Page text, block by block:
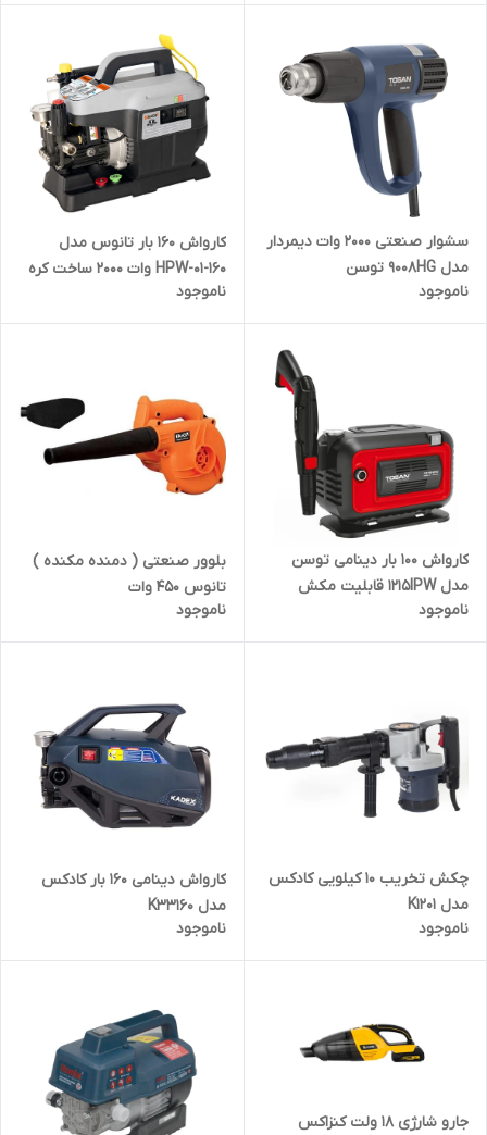
سشوار صنعتی 2000 وات دیمردار
مدل 9008HG توسن
ناموجود
کارواش ۱۶۰ بار تانوس مدل
HPW-01-160 وات ۲۰۰۰ ساخت کره
جنوبی
ناموجود
کارواش 100 بار دینامی توسن
مدل 1215IPW قابلیت مکش
ناموجود
بلوور صنعتی ( دمنده مکنده )
تانوس 450 وات
ناموجود
چکش تخریب 10 کیلویی کادکس
مدل K1201
ناموجود
کارواش دینامی 160 بار کادکس
مدل K33160
ناموجود
جارو شارژی 18 ولت کنزاکس